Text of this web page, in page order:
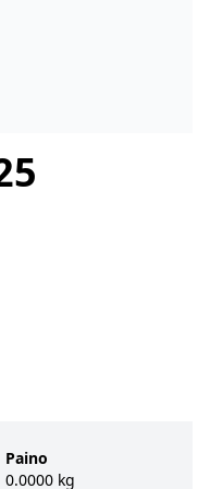
Paino
0.0000 kg